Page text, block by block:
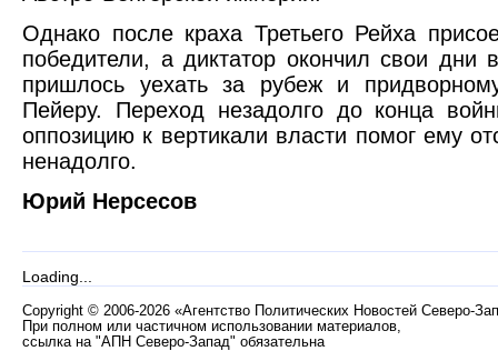
Однако после краха Третьего Рейха
победители, а диктатор окончил свои дни
пришлось уехать за рубеж и
Пейеру. Переход незадолго до конца
оппозицию к вертикали власти помог ему
ненадолго.
Юрий Нерсесов
Loading...
Copyright © 2006-2026 «Агентство Политических Новостей Северо-
При полном или частичном использовании материалов,
ссылка на "АПН Северо-Запад" обязательна